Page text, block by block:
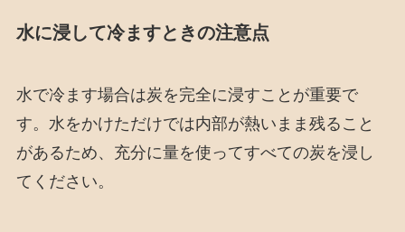
水に浸して冷ますときの注意点
水で冷ます場合は炭を完全に浸すことが重要で
す。水をかけただけでは内部が熱いまま残ること
があるため、充分に量を使ってすべての炭を浸し
てください。